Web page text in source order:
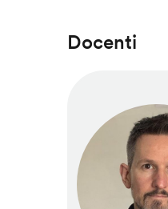
Docenti